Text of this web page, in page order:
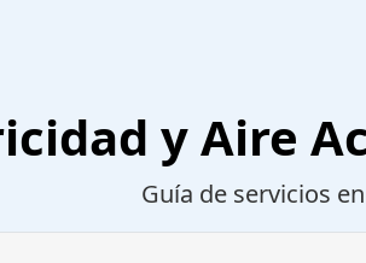
y Aire
Guía de servicios